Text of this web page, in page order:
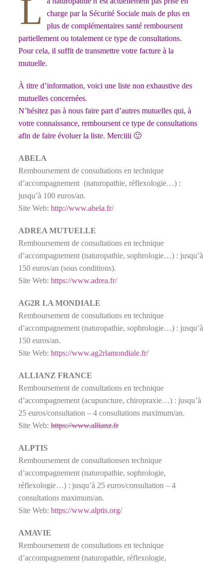
L
charge par la Sécurité Sociale mais de plus en
plus de complémentaires santé remboursent
partiellement ou totalement ce type de consultations.
Pour cela, il suffit de transmettre votre facture à la
mutuelle.
À titre d’information, voici une liste non exhaustive des
mutuelles concernées.
N’hésitez pas à nous faire part d’autres mutuelles qui, à
votre connaissance, remboursent ce type de consultations
afin de faire évoluer la liste. Merciiii 🙂
ABELA
Remboursement de consultations en technique
d’accompagnement (naturopathie, réflexologie…) :
jusqu’à 100 euros/an.
Site Web:http://www.abela.fr/
ADREA MUTUELLE
Remboursement de consultations en technique
d’accompagnement (naturopathie, sophrologie…) : jusqu’à
150 euros/an (sous conditions).
Site Web:https://www.adrea.fr/
AG2R LA MONDIALE
Remboursement de consultations en technique
d’accompagnement (naturopathie, sophrologie…) : jusqu’à
150 euros/an.
Site Web:https://www.ag2rlamondiale.fr/
ALLIANZ FRANCE
Remboursement de consultations en technique
d’accompagnement (acupuncture, chiropraxie…) : jusqu’à
25 euros/consultation – 4 consultations maximum/an.
Site Web:https://www.allianz.fr
ALPTIS
Remboursement de consultationsen technique
d’accompagnement (naturopathie, sophrologie,
réflexologie…) : jusqu’à 25 euros/consultation – 4
consultations maximum/an.
Site Web:https://www.alptis.org/
AMAVIE
Remboursement de consultations en technique
d’accompagnement (naturopathie, réflexologie,